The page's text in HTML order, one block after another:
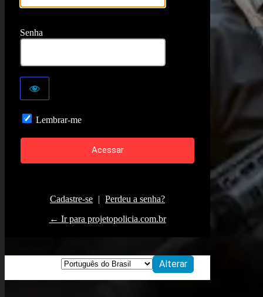
Senha
Lembrar-me
Cadastre-se | Perdeu a senha?
← Ir para projetopolicia.com.br